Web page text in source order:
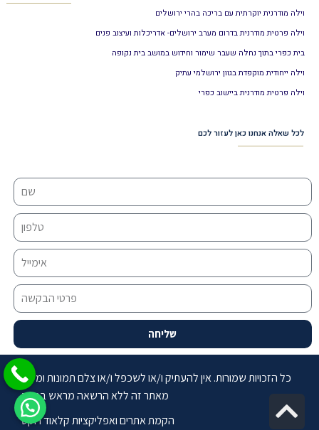
וילה מודרנית יוקרתית עם בריכה בהרי ירושלים
וילה פרטית מודרנית בדרום מערב ירושלים- אדריכלות ועיצוב פנים
בית כפרי בתוך נחלה שעבר שימור וחידוש במושב בית נקופה
וילה ייחודית מוקפדת בגוון ירושלמי עתיק
וילה פרטית מודרנית ביישוב כפרי
לכל שאלה אנחנו כאן לעזור לכם
שליחה
כל הזכויות שמורות. אין להעתיק ו/או לשכפל ו/או צלם תמונות ומידע
מאתר זה ללא הרשאה מראש בכתב
הקמת אתרים ואפליקציות קלאוד רוקט